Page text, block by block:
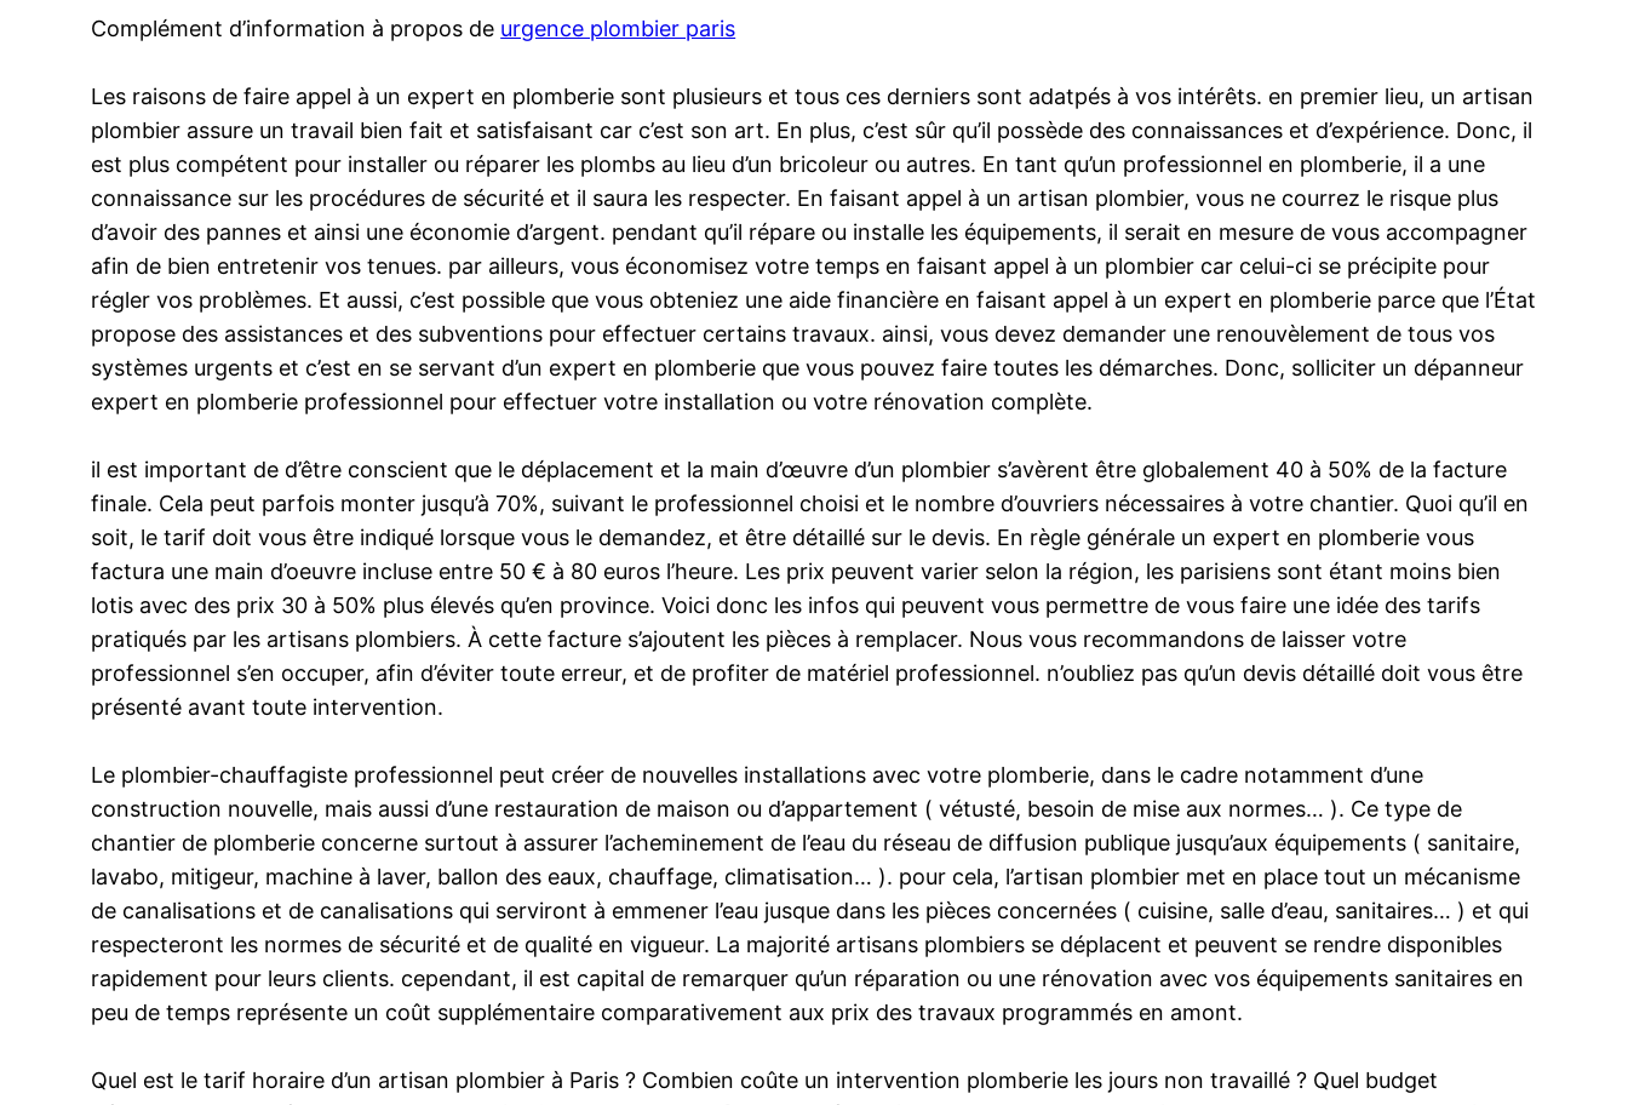
Complément d’information à propos de urgence plombier paris
Les raisons de faire appel à un expert en plomberie sont plusieurs et tous ces derniers sont adatpés à vos intérêts. en premier lieu, un artisan
plombier assure un travail bien fait et satisfaisant car c’est son art. En plus, c’est sûr qu’il possède des connaissances et d’expérience. Donc, il
est plus compétent pour installer ou réparer les plombs au lieu d’un bricoleur ou autres. En tant qu’un professionnel en plomberie, il a une
connaissance sur les procédures de sécurité et il saura les respecter. En faisant appel à un artisan plombier, vous ne courrez le risque plus
d’avoir des pannes et ainsi une économie d’argent. pendant qu’il répare ou installe les équipements, il serait en mesure de vous accompagner
afin de bien entretenir vos tenues. par ailleurs, vous économisez votre temps en faisant appel à un plombier car celui-ci se précipite pour
régler vos problèmes. Et aussi, c’est possible que vous obteniez une aide financière en faisant appel à un expert en plomberie parce que l’État
propose des assistances et des subventions pour effectuer certains travaux. ainsi, vous devez demander une renouvèlement de tous vos
systèmes urgents et c’est en se servant d’un expert en plomberie que vous pouvez faire toutes les démarches. Donc, solliciter un dépanneur
expert en plomberie professionnel pour effectuer votre installation ou votre rénovation complète.
il est important de d’être conscient que le déplacement et la main d’œuvre d’un plombier s’avèrent être globalement 40 à 50% de la facture
finale. Cela peut parfois monter jusqu’à 70%, suivant le professionnel choisi et le nombre d’ouvriers nécessaires à votre chantier. Quoi qu’il en
soit, le tarif doit vous être indiqué lorsque vous le demandez, et être détaillé sur le devis. En règle générale un expert en plomberie vous
factura une main d’oeuvre incluse entre 50 € à 80 euros l’heure. Les prix peuvent varier selon la région, les parisiens sont étant moins bien
lotis avec des prix 30 à 50% plus élevés qu’en province. Voici donc les infos qui peuvent vous permettre de vous faire une idée des tarifs
pratiqués par les artisans plombiers. À cette facture s’ajoutent les pièces à remplacer. Nous vous recommandons de laisser votre
professionnel s’en occuper, afin d’éviter toute erreur, et de profiter de matériel professionnel. n’oubliez pas qu’un devis détaillé doit vous être
présenté avant toute intervention.
Le plombier-chauffagiste professionnel peut créer de nouvelles installations avec votre plomberie, dans le cadre notamment d’une
construction nouvelle, mais aussi d’une restauration de maison ou d’appartement ( vétusté, besoin de mise aux normes… ). Ce type de
chantier de plomberie concerne surtout à assurer l’acheminement de l’eau du réseau de diffusion publique jusqu’aux équipements ( sanitaire,
lavabo, mitigeur, machine à laver, ballon des eaux, chauffage, climatisation… ). pour cela, l’artisan plombier met en place tout un mécanisme
de canalisations et de canalisations qui serviront à emmener l’eau jusque dans les pièces concernées ( cuisine, salle d’eau, sanitaires… ) et qui
respecteront les normes de sécurité et de qualité en vigueur. La majorité artisans plombiers se déplacent et peuvent se rendre disponibles
rapidement pour leurs clients. cependant, il est capital de remarquer qu’un réparation ou une rénovation avec vos équipements sanitaires en
peu de temps représente un coût supplémentaire comparativement aux prix des travaux programmés en amont.
Quel est le tarif horaire d’un artisan plombier à Paris ? Combien coûte un intervention plomberie les jours non travaillé ? Quel budget